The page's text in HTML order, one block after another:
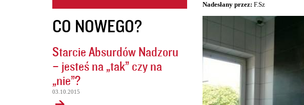
CO NOWEGO?
Starcie Absurdów Nadzoru
– jesteś na „tak” czy na
„nie”?
03.10.2015
Nadesłany przez: F.Sz